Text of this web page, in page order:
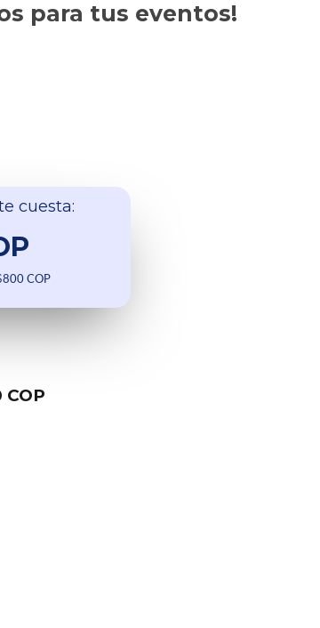
para tus eventos!
cuesta:
COP